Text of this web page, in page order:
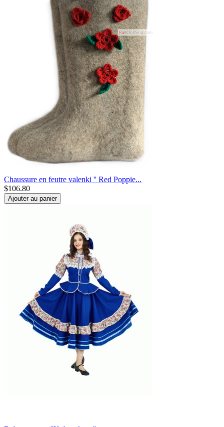
Chaussure en feutre valenki '' Red Poppie...
$106.80
Ajouter au panier